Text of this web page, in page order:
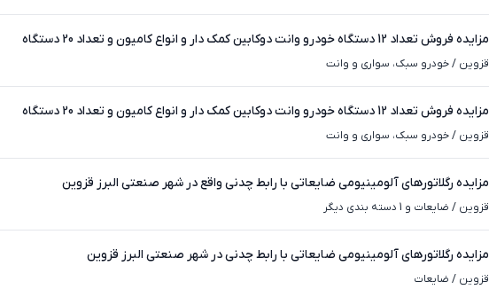
مزایده فروش تعداد 12 دستگاه خودرو وانت دوکابین کمک دار و انواع کامیون و تعداد 20 دستگاه
موتورسیکلت شرکت گاز
قزوین /خودرو سبک، سواری و وانت
مزایده فروش تعداد 12 دستگاه خودرو وانت دوکابین کمک دار و انواع کامیون و تعداد 20 دستگاه
موتورسیکلت شرکت گاز
قزوین /خودرو سبک، سواری و وانت
مزایده رگلاتورهای آلومینیومی ضایعاتی با رابط چدنی واقع در شهر صنعتی البرز قزوین
قزوین / ضایعات و 1 دسته بندی دیگر
مزایده رگلاتورهای آلومینیومی ضایعاتی با رابط چدنی در شهر صنعتی البرز قزوین
قزوین / ضایعات